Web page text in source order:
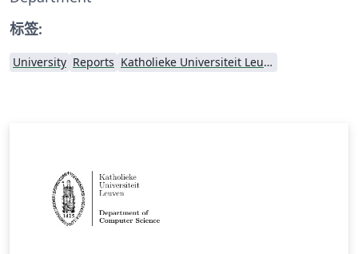
标签:
University Reports Katholieke Universiteit Leuven (KU Leuven)